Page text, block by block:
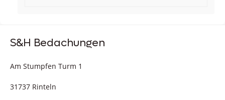
S&H Bedachungen
Am Stumpfen Turm 1
31737 Rinteln